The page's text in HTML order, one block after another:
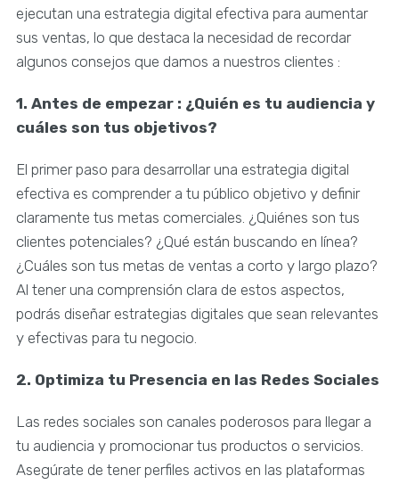
ejecutan una estrategia digital efectiva para aumentar
sus ventas, lo que destaca la necesidad de recordar
algunos consejos que damos a nuestros clientes :
1. Antes de empezar : ¿Quién es tu audiencia y
cuáles son tus objetivos?
El primer paso para desarrollar una estrategia digital
efectiva es comprender a tu público objetivo y definir
claramente tus metas comerciales. ¿Quiénes son tus
clientes potenciales? ¿Qué están buscando en línea?
¿Cuáles son tus metas de ventas a corto y largo plazo?
Al tener una comprensión clara de estos aspectos,
podrás diseñar estrategias digitales que sean relevantes
y efectivas para tu negocio.
2. Optimiza tu Presencia en las Redes Sociales
Las redes sociales son canales poderosos para llegar a
tu audiencia y promocionar tus productos o servicios.
Asegúrate de tener perfiles activos en las plataformas